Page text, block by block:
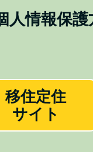
人情報保護
移住定住
サイト